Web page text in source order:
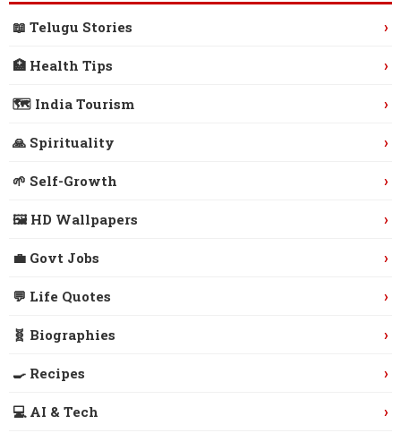
📖 Telugu Stories ›
🏥 Health Tips ›
🗺️ India Tourism ›
🙏 Spirituality ›
🌱 Self-Growth ›
🖼️ HD Wallpapers ›
💼 Govt Jobs ›
💬 Life Quotes ›
🧬 Biographies ›
🍳 Recipes ›
💻 AI & Tech ›